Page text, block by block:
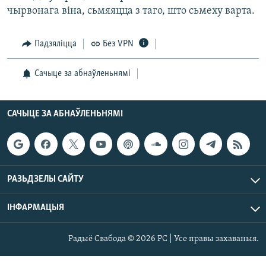
чырвонага віна, сьмяяцца з таго, што сьмеху варта.
Падзяліцца Без VPN
Сачыце за абнаўленьнямі
САЧЫЦЕ ЗА АБНАЎЛЕНЬНЯМІ
РАЗЬДЗЕЛЫ САЙТУ
ІНФАРМАЦЫЯ
Радыё Свабода © 2026 РС | Усе правы захаваныя.